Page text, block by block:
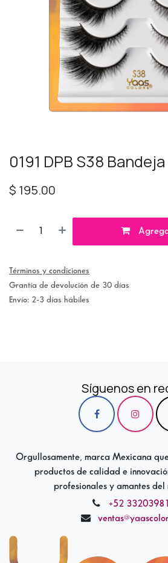
0191 DPB S38
$ 195.00
Términos y condiciones
Grantía de devolución de 30 días
Envío: 2-3 días hábiles
Síguenos en
Orgullosamente, marca Mexicana
productos de calidad e
profesionales y amantes
+52